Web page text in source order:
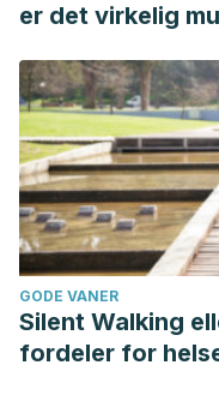
er det virkelig
GODE VANER
Silent Walking
fordeler for